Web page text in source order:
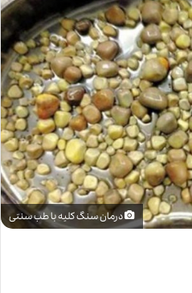
درمان سنگ کلیه با طب سنتی